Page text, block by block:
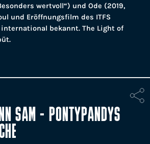
wertvoll“) und Ode (2019,
und Eröffnungsfilm des ITFS
bekannt. The Light of
SAM - PONTYPANDYS